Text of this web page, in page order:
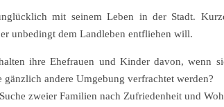
mit seinem Leben in der Stadt.
unbedingt dem Landleben entfliehen will.
ihre Ehefrauen und Kinder davon, wenn
gänzlich andere Umgebung verfrachtet werden?
zweier Familien nach Zufriedenheit und